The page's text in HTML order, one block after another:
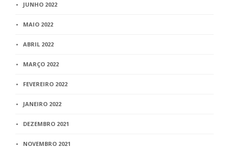
JUNHO 2022
MAIO 2022
ABRIL 2022
MARÇO 2022
FEVEREIRO 2022
JANEIRO 2022
DEZEMBRO 2021
NOVEMBRO 2021